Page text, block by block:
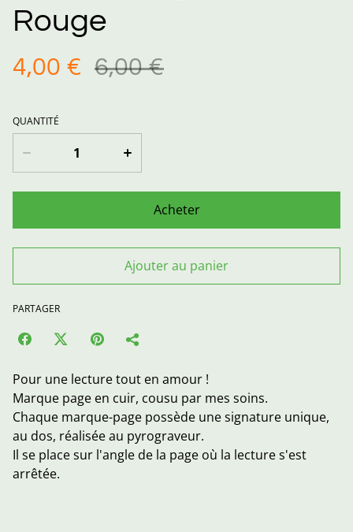
Rouge
4,00 € 6,00 €
QUANTITÉ
Acheter
Ajouter au panier
PARTAGER
Pour une lecture tout en amour !
Marque page en cuir, cousu par mes soins.
Chaque marque-page possède une signature unique,
au dos, réalisée au pyrograveur.
Il se place sur l'angle de la page où la lecture s'est
arrêtée.